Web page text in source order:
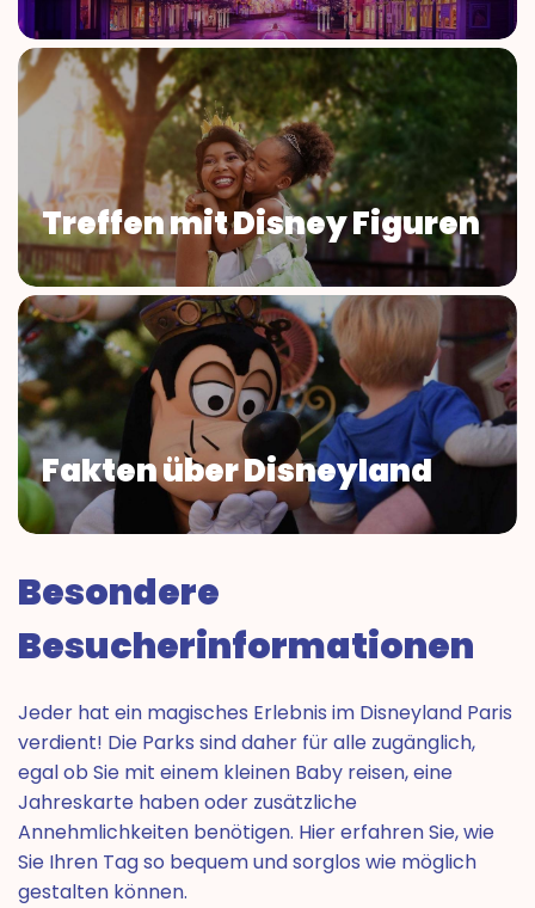
Treffen mit Disney Figuren
Fakten über Disneyland
Besondere
Besucherinformationen
Jeder hat ein magisches Erlebnis im Disneyland Paris
verdient! Die Parks sind daher für alle zugänglich,
egal ob Sie mit einem kleinen Baby reisen, eine
Jahreskarte haben oder zusätzliche
Annehmlichkeiten benötigen. Hier erfahren Sie, wie
Sie Ihren Tag so bequem und sorglos wie möglich
gestalten können.